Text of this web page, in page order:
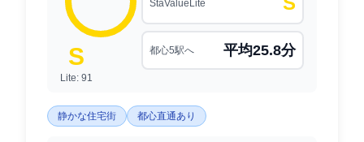
S
Lite: 91
StaValueLite
都心5駅へ 平均25.8分
静かな住宅街 都心直通あり